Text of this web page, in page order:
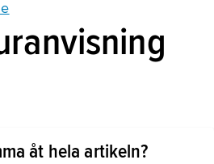
la Brache
åt hela artikeln?